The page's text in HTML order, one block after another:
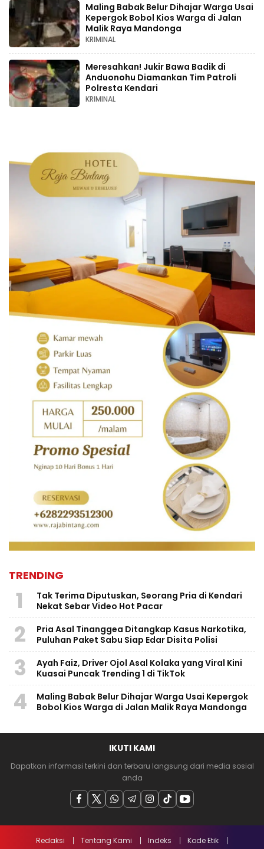
Maling Babak Belur Dihajar Warga Usai
Kepergok Bobol Kios Warga di Jalan
Malik Raya Mandonga
KRIMINAL
Meresahkan! Jukir Bawa Badik di
Anduonohu Diamankan Tim Patroli
Polresta Kendari
KRIMINAL
TRENDING
1
Tak Terima Diputuskan, Seorang Pria di Kendari
Nekat Sebar Video Hot Pacar
2
Pria Asal Tinanggea Ditangkap Kasus Narkotika,
Puluhan Paket Sabu Siap Edar Disita Polisi
3
Ayah Faiz, Driver Ojol Asal Kolaka yang Viral Kini
Kuasai Puncak Trending 1 di TikTok
4
Maling Babak Belur Dihajar Warga Usai Kepergok
Bobol Kios Warga di Jalan Malik Raya Mandonga
IKUTI KAMI
Dapatkan informasi terkini dan terbaru langsung dari media sosial
anda
Redaksi Tentang Kami Indeks
Kode Etik